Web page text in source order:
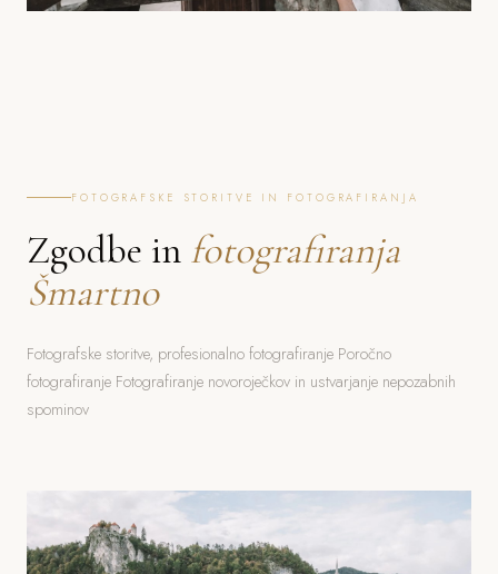
FOTOGRAFSKE STORITVE IN FOTOGRAFIRANJA
Zgodbe in fotografiranja
Šmartno
Fotografske storitve, profesionalno fotografiranje Poročno
fotografiranje Fotografiranje novoroječkov in ustvarjanje nepozabnih
spominov